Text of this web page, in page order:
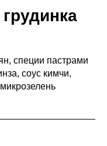
специи пастрами
соус кимчи,